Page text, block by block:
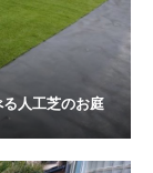
人工芝のお庭